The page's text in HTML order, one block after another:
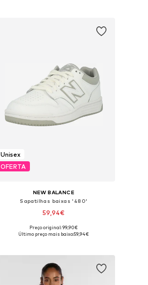
Unisex
OFERTA
NEW BALANCE
Sapatilhas baixas '480'
59,94€
Disponível em vários tamanhos
Preço original: 99,90€
Último preço mais baixo:59,94€